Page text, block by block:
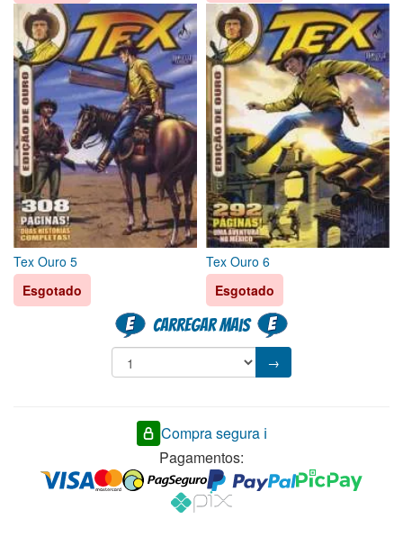
Tex Ouro 5
Esgotado
Tex Ouro 6
Esgotado
Carregar mais
→
Compra segura ℹ️
Pagamentos: